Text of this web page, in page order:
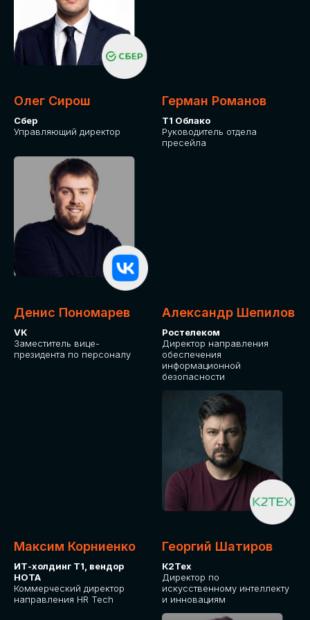
Олег Сирош
Сбер
Управляющий директор
Герман Романов
Т1 Облако
Руководитель отдела
пресейла
Денис Пономарев
VK
Заместитель вице-
президента по персоналу
Александр Шепилов
Ростелеком
Директор направления
обеспечения
информационной
безопасности
Максим Корниенко
ИТ-холдинг Т1, вендор
НОТА
Коммерческий директор
направления HR Tech
Георгий Шатиров
К2Тех
Директор по
искусственному интеллекту
и инновациям